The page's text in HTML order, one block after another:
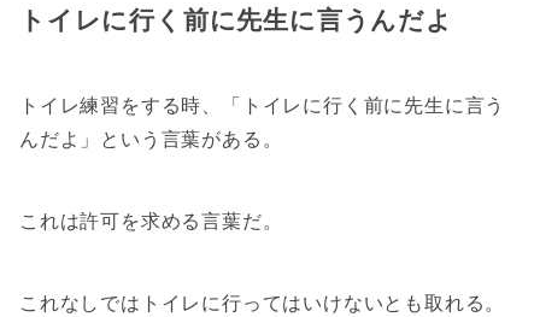
トイレに行く前に先生に言うんだよ
トイレ練習をする時、「トイレに行く前に先生に言う
んだよ」という言葉がある。
これは許可を求める言葉だ。
これなしではトイレに行ってはいけないとも取れる。